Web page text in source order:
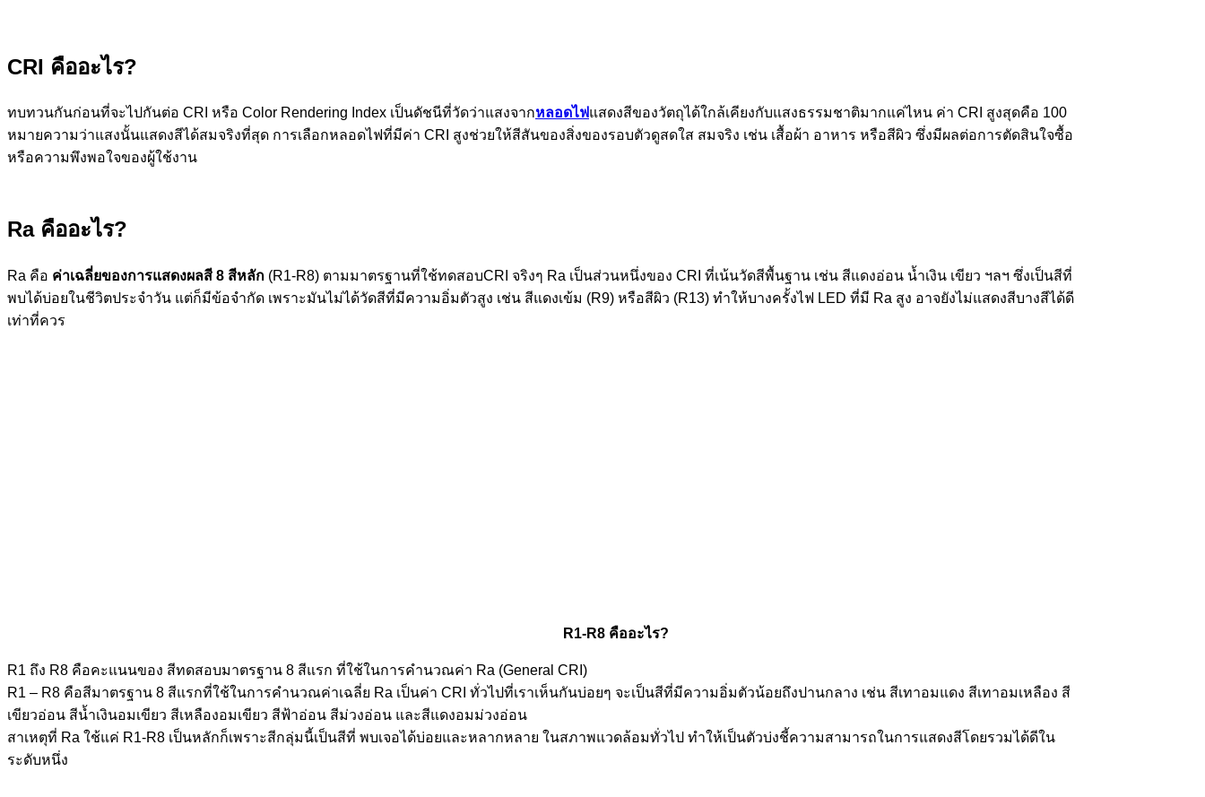
CRI คืออะไร?
ทบทวนกันก่อนที่จะไปกันต่อ CRI หรือ Color Rendering Index เป็นดัชนีที่วัดว่าแสงจากหลอดไฟแสดงสีของวัตถุได้ใกล้เคียงกับแสงธรรมชาติมากแค่ไหน ค่า CRI สูงสุดคือ 100
หมายความว่าแสงนั้นแสดงสีได้สมจริงที่สุด การเลือกหลอดไฟที่มีค่า CRI สูงช่วยให้สีสันของสิ่งของรอบตัวดูสดใส สมจริง เช่น เสื้อผ้า อาหาร หรือสีผิว ซึ่งมีผลต่อการตัดสินใจซื้อ
หรือความพึงพอใจของผู้ใช้งาน
Ra คืออะไร?
Ra คือ ค่าเฉลี่ยของการแสดงผลสี 8 สีหลัก (R1-R8) ตามมาตรฐานที่ใช้ทดสอบCRI จริงๆ Ra เป็นส่วนหนึ่งของ CRI ที่เน้นวัดสีพื้นฐาน เช่น สีแดงอ่อน น้ำเงิน เขียว ฯลฯ ซึ่งเป็นสีที่
พบได้บ่อยในชีวิตประจำวัน แต่ก็มีข้อจำกัด เพราะมันไม่ได้วัดสีที่มีความอิ่มตัวสูง เช่น สีแดงเข้ม (R9) หรือสีผิว (R13) ทำให้บางครั้งไฟ LED ที่มี Ra สูง อาจยังไม่แสดงสีบางสีได้ดี
เท่าที่ควร
R1-R8 คืออะไร?
R1 ถึง R8 คือคะแนนของ สีทดสอบมาตรฐาน 8 สีแรก ที่ใช้ในการคำนวณค่า Ra (General CRI)
R1 – R8 คือสีมาตรฐาน 8 สีแรกที่ใช้ในการคำนวณค่าเฉลี่ย Ra เป็นค่า CRI ทั่วไปที่เราเห็นกันบ่อยๆ จะเป็นสีที่มีความอิ่มตัวน้อยถึงปานกลาง เช่น สีเทาอมแดง สีเทาอมเหลือง สี
เขียวอ่อน สีน้ำเงินอมเขียว สีเหลืองอมเขียว สีฟ้าอ่อน สีม่วงอ่อน และสีแดงอมม่วงอ่อน
สาเหตุที่ Ra ใช้แค่ R1-R8 เป็นหลักก็เพราะสีกลุ่มนี้เป็นสีที่ พบเจอได้บ่อยและหลากหลาย ในสภาพแวดล้อมทั่วไป ทำให้เป็นตัวบ่งชี้ความสามารถในการแสดงสีโดยรวมได้ดีใน
ระดับหนึ่ง